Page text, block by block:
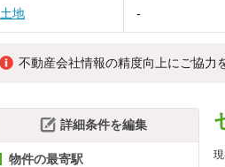
土地 -
不動産会社情報の精度向上にご協力
詳細条件を編集
物件の最寄駅